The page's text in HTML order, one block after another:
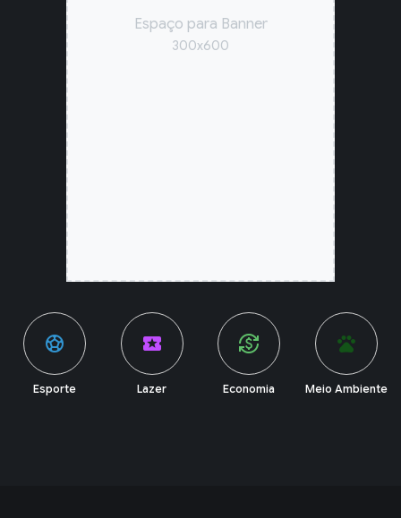
Espaço para Banner
300x600
sports_soccer
Esporte
local_activity
Lazer
currency_exchange
Economia
pets
Meio Ambiente